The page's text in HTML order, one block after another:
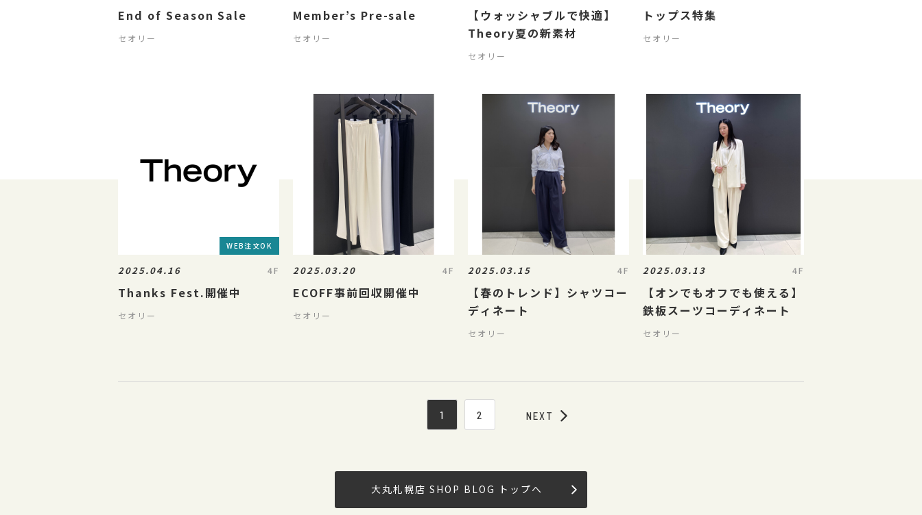
End of Season Sale
セオリー
Member’s Pre-sale
セオリー
【ウォッシャブルで快適】
Theory夏の新素材
セオリー
トップス特集
セオリー
WEB注文OK
2025.04.16 4F
Thanks Fest.開催中
セオリー
2025.03.20 4F
ECOFF事前回収開催中
セオリー
2025.03.15 4F
【春のトレンド】シャツコー
ディネート
セオリー
2025.03.13 4F
【オンでもオフでも使える】
鉄板スーツコーディネート
セオリー
1 2 NEXT
大丸札幌店 SHOP BLOG トップへ